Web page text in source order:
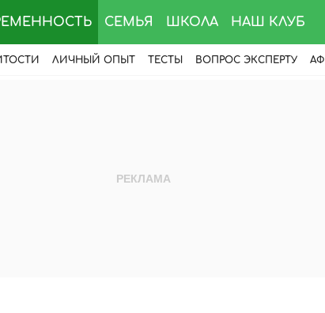
СЕМЬЯ ШКОЛА НАШ КЛУБ
ЛИЧНЫЙ ОПЫТ ТЕСТЫ ВОПРОС ЭКСПЕРТУ